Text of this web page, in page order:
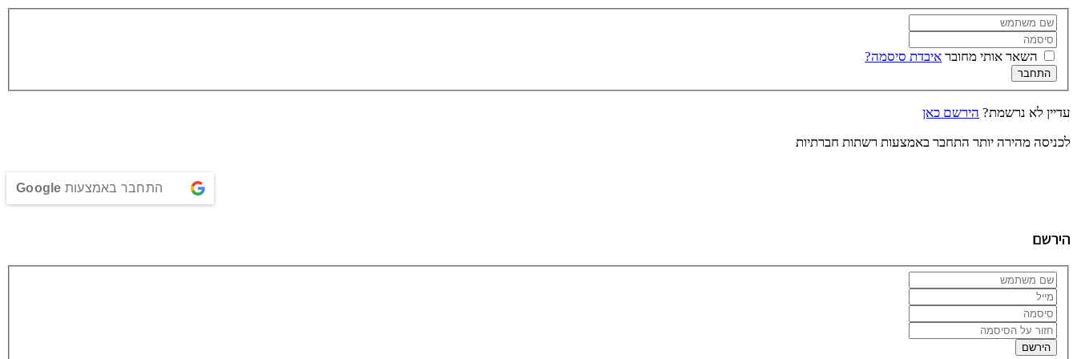
השאר אותי מחובר איבדת סיסמה?
התחבר
עדיין לא נרשמת? הירשם כאן
לכניסה מהירה יותר התחבר באמצעות רשתות חברתיות
התחבר באמצעות Google
הירשם
הירשם